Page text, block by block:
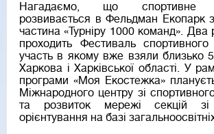
Нагадаємо, що спортивне
розвивається в Фельдман Екопарк
частина «Турніру 1000 команд». Два
проходить Фестиваль спортивного
участь в якому вже взяли близько
Харкова і Харківської області. У
програми «Моя Екостежка»
Міжнародного центру зі
та розвиток мережі секцій зі
орієнтування на базі